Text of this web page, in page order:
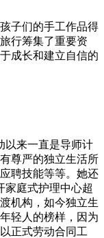
子们的手工作品得
行筹集了重要资
成长和建立自信的
以来一直是导师计
尊严的独立生活所
聘技能等等。她还
家庭式护理中心超
机构，如今独立生
轻人的榜样，因为
正式劳动合同工